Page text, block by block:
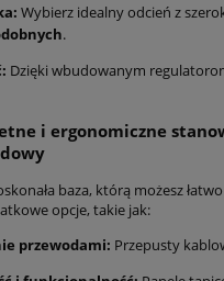
Wybierz idealny odcień z
.
Dzięki wbudowanym
i ergonomiczne
baza, którą możesz
opcje, takie jak:
przewodami: Przepusty